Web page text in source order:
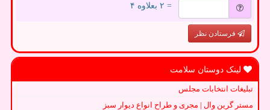
= ۲ بعلاوه ۴
فرستادن نظر
لینک دوستان سلامت
تبلیغات انتخابات مجلس
مستر گرین وال | مجری و طراح انواع دیوار سبز